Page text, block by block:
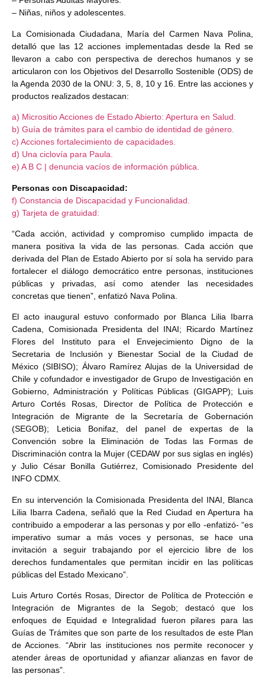
– Niñas, niños y adolescentes.
La Comisionada Ciudadana, María del Carmen Nava Polina,
detalló que las 12 acciones implementadas desde la Red se
llevaron a cabo con perspectiva de derechos humanos y se
articularon con los Objetivos del Desarrollo Sostenible (ODS) de
la Agenda 2030 de la ONU: 3, 5, 8, 10 y 16. Entre las acciones y
productos realizados destacan:
a) Micrositio Acciones de Estado Abierto: Apertura en Salud.
b) Guía de trámites para el cambio de identidad de género.
c) Acciones fortalecimiento de capacidades.
d) Una ciclovía para Paula.
e) A B C | denuncia vacíos de información pública.
Personas con Discapacidad:
f) Constancia de Discapacidad y Funcionalidad.
g) Tarjeta de gratuidad:
“Cada acción, actividad y compromiso cumplido impacta de
manera positiva la vida de las personas. Cada acción que
derivada del Plan de Estado Abierto por sí sola ha servido para
fortalecer el diálogo democrático entre personas, instituciones
públicas y privadas, así como atender las necesidades
concretas que tienen”, enfatizó Nava Polina.
El acto inaugural estuvo conformado por Blanca Lilia Ibarra
Cadena, Comisionada Presidenta del INAI; Ricardo Martínez
Flores del Instituto para el Envejecimiento Digno de la
Secretaria de Inclusión y Bienestar Social de la Ciudad de
México (SIBISO); Álvaro Ramírez Alujas de la Universidad de
Chile y cofundador e investigador de Grupo de Investigación en
Gobierno, Administración y Políticas Públicas (GIGAPP); Luis
Arturo Cortés Rosas, Director de Política de Protección e
Integración de Migrante de la Secretaría de Gobernación
(SEGOB); Leticia Bonifaz, del panel de expertas de la
Convención sobre la Eliminación de Todas las Formas de
Discriminación contra la Mujer (CEDAW por sus siglas en inglés)
y Julio César Bonilla Gutiérrez, Comisionado Presidente del
INFO CDMX.
En su intervención la Comisionada Presidenta del INAI, Blanca
Lilia Ibarra Cadena, señaló que la Red Ciudad en Apertura ha
contribuido a empoderar a las personas y por ello -enfatizó- “es
imperativo sumar a más voces y personas, se hace una
invitación a seguir trabajando por el ejercicio libre de los
derechos fundamentales que permitan incidir en las políticas
públicas del Estado Mexicano”.
Luis Arturo Cortés Rosas, Director de Política de Protección e
Integración de Migrantes de la Segob; destacó que los
enfoques de Equidad e Integralidad fueron pilares para las
Guías de Trámites que son parte de los resultados de este Plan
de Acciones. “Abrir las instituciones nos permite reconocer y
atender áreas de oportunidad y afianzar alianzas en favor de
las personas”.